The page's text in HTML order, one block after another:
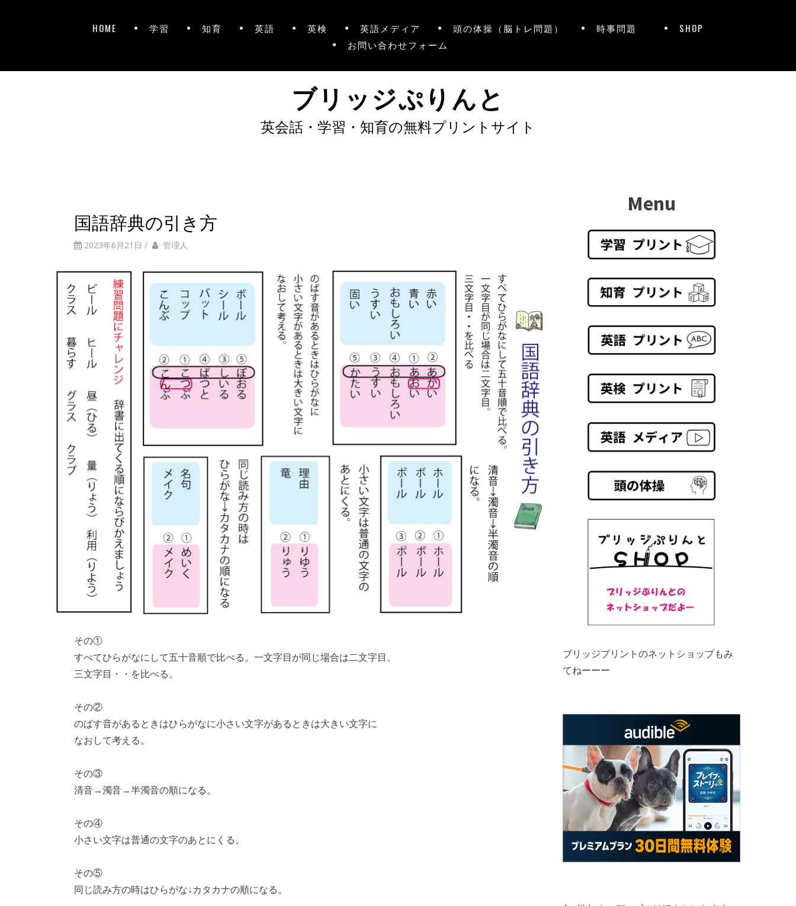
HOME 学習 知育 英語 英検 英語メディア 頭の体操（脳トレ問題） 時事問題
SHOP
お問い合わせフォーム
ブリッジぷりんと
英会話・学習・知育の無料プリントサイト
国語辞典の引き方
2023年6月21日 / 管理人
その①
すべてひらがなにして五十音順で比べる。一文字目が同じ場合は二文字目。
三文字目・・を比べる。
その②
のばす音があるときはひらがなに小さい文字があるときは大きい文字に
なおして考える。
その③
清音→濁音→半濁音の順になる。
その④
小さい文字は普通の文字のあとにくる。
その⑤
同じ読み方の時はひらがな↓カタカナの順になる。
Menu
ブリッジプリントのネットショップもみ
てねーーー